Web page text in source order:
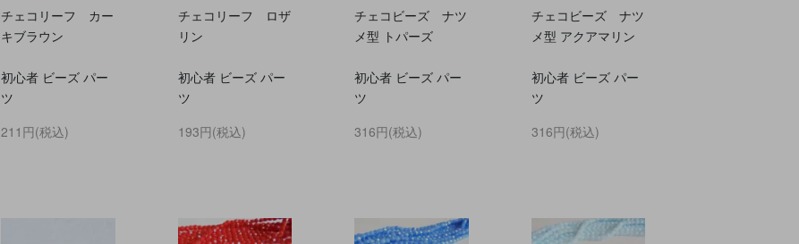
チェコリーフ カー
キブラウン
初心者 ビーズ パー
ツ
211円(税込)
チェコリーフ ロザ
リン
初心者 ビーズ パー
ツ
193円(税込)
チェコビーズ ナツ
メ型 トパーズ
初心者 ビーズ パー
ツ
316円(税込)
チェコビーズ ナツ
メ型 アクアマリン
初心者 ビーズ パー
ツ
316円(税込)